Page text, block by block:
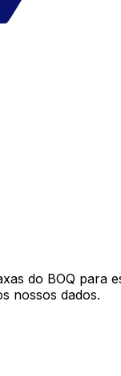
do BOQ para
nossos dados.